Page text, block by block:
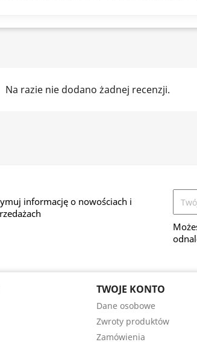
Na razie nie dodano żadnej recenzji.
informację o nowościach i
TWOJE KONTO
Dane osobowe
Zwroty produktów
Zamówienia